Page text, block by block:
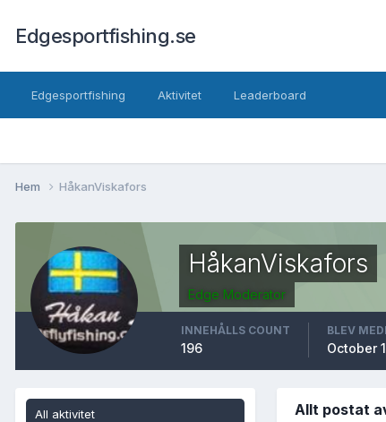
Edgesportfishing.se
Edgesportfishing Aktivitet Leaderboard
Hem HåkanViskafors
HåkanViskafors
Edge Moderator
INNEHÅLLS COUNT
196
BLEV
October
All aktivitet Allt postat